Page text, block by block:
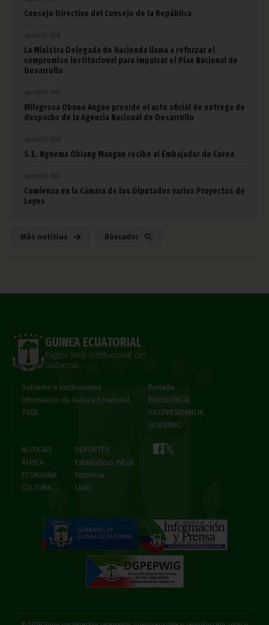
Consejo Directivo del Consejo de la República
agosto 07, 2026
La Ministra Delegada de Hacienda llama a reforzar el
compromiso institucional para impulsar el Plan Nacional de
Desarrollo
agosto 07, 2026
Milagrosa Obono Angue preside el acto oficial de entrega de
despacho de la Agencia Nacional de Desarrollo
agosto 07, 2026
S.E. Nguema Obiang Mangue recibe al Embajador de Corea
agosto 07, 2026
Comienza en la Cámara de los Diputados varios Proyectos de
Leyes
Más noticias Búscador
GUINEA ECUATORIAL
Página Web Institucional del
Gobierno
Gobierno e Instituciones
Información de Guinea Ecuatorial
TVGE
Portada
PRESIDENCIA
VICEPRESIDENCIA
GOBIERNO
NOTICIAS
ÁFRICA
ECONOMÍA
CULTURA
DEPORTES
Estadísticas INEGE
Fototeca
Links